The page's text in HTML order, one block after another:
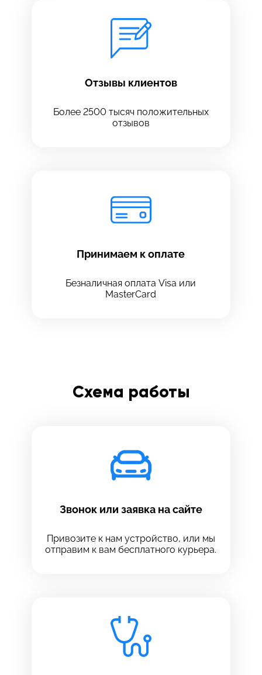
Отзывы клиентов
Более 2500 тысяч положительных
отзывов
Принимаем к оплате
Безналичная оплата Visa или
MasterCard
Схема работы
Звонок или заявка на сайте
Привозите к нам устройство, или мы
отправим к вам бесплатного курьера.
Выберите сервис
Выберите сервис